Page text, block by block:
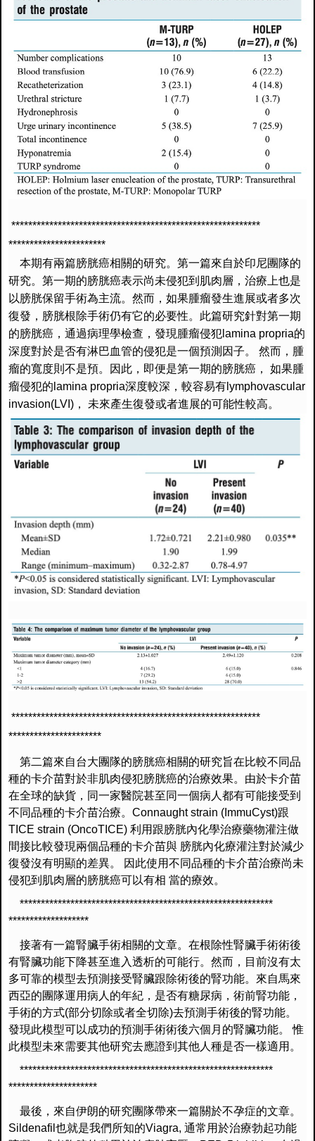
***********************************************************
***********************
本期有兩篇膀胱癌相關的研究。第一篇來自於印尼團隊的
研究。 第一期的膀胱癌表示尚未侵犯到肌肉層， 治療上也是
以膀胱保留手術為主流。然而， 如果腫瘤發生進展或者多次
復發，膀胱根除手術仍有它的必要性。 此篇研究針對第一期
的膀胱癌，通過病理學檢查，發現腫瘤侵犯 lamina propria的
深度對於是否有淋巴血管的侵犯是一個預測因子。 然而，腫
瘤的寬度則不是預。因此，即便是第一期的膀胱癌， 如果腫
瘤侵犯的 lamina propria深度較深，較容易有 lymphovascular
invasion(LVI) ， 未來產生復發或者進展的可能性較高。
***********************************************************
**********************
第二篇來自台大團隊的膀胱癌相關的研究旨在比較不同品
種的卡介苗對於非肌肉侵犯膀胱癌的治療效果。由於卡介苗
在全球的缺貨， 同一家醫院甚至同一個病人都有可能接受到
不同品種的卡介苗治療。 Connaught strain (ImmuCyst)跟
TICE strain (OncoTICE) 利用跟膀胱內化學治療藥物灌注做
間接比較發現兩個品種的卡介苗與 膀胱內化療灌注對於減少
復發沒有明顯的差異。
因此使用不同品種的卡介苗治療尚未
侵犯到肌肉層的膀胱癌可以有相 當的療效。
************************************************************
*******************
接著有一篇腎臟手術相關的文章。 在根除性腎臟手術術後
有腎臟功能下降甚至進入透析的可能行。 然而，目前沒有太
多可靠的模型去預測接受腎臟跟除術後的腎功能。 來自馬來
西亞的團隊運用病人的年紀，是否有糖尿病，術前腎功能，
手術的方式(部分切除或者全切除)去預測手術後的腎功能。
發現此模型可以成功的預測手術術後六個月的腎臟功能。惟
此模型未來需要其他研究去應證到其他人種是否一樣適用。
************************************************************
*********************
最後，來自伊朗的研究團隊帶來一篇關於不孕症的文章。
Sildenafil 也就是我們所知的Viagra, 通常用於治療勃起功能